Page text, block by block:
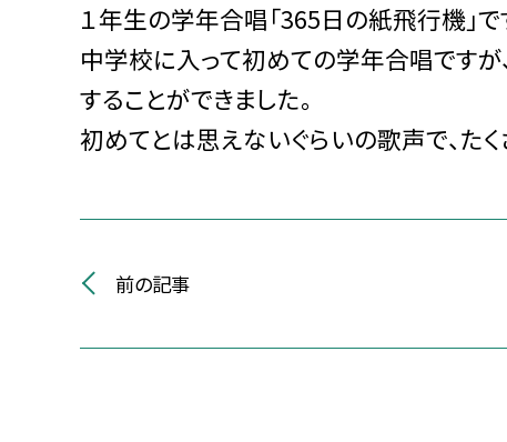
１年生の学年合唱「365日の紙飛行機」で
中学校に入って初めての学年合唱ですが
することができました。
初めてとは思えないぐらいの歌声で、た
前の記事